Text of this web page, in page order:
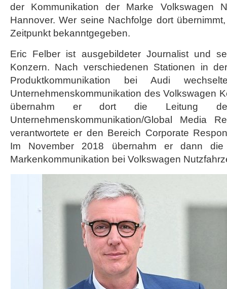
der Kommunikation der Marke Volkswagen
Hannover. Wer seine Nachfolge dort
Zeitpunkt bekanntgegeben.
Eric Felber ist ausgebildeter Journalist und
Konzern. Nach verschiedenen Stationen in
Produktkommunikation bei Audi
Unternehmenskommunikation des Volkswagen
übernahm er dort die Leitung
Unternehmenskommunikation/Global Media
verantwortete er den Bereich Corporate
Im November 2018 übernahm er dann die
Markenkommunikation bei Volkswagen